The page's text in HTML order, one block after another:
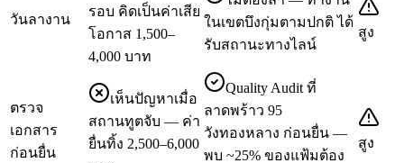
วันลางาน
รอบ คิดเป็นค่าเสีย
โอกาส 1,500–
4,000 บาท
ในเขตบึงกุ่มตามปกติ ได้
รับสถานะทางไลน์
สูง
ตรวจ
เอกสาร
ก่อนยื่น
เห็นปัญหาเมื่อ
สถานทูตจับ — ค่า
ยื่นทิ้ง 2,500–6,000
Quality Audit ที่
ลาดพร้าว 95
วังทองหลาง ก่อนยื่น —
พบ ~25% ของแฟ้มต้อง
สูง